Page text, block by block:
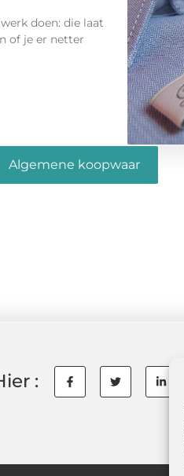
doen: die laat
of je er netter
Algemene koopwaar
: